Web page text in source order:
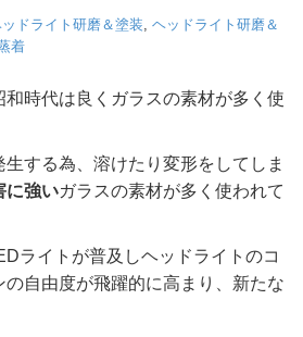
ドライト研磨＆塗装, ヘッドライト研磨＆
着
時代は良くガラスの素材が多く使
する為、溶けたり変形をしてしま
に強いガラスの素材が多く使われて
ライトが普及しヘッドライトのコ
の自由度が飛躍的に高まり、新たな